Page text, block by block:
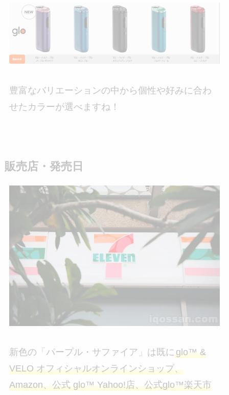
豊富なバリエーションの中から個性や好みに合わ
せたカラーが選べますね！
販売店・発売日
新色の「パープル・サファイア」は既にglo™ &
VELO オフィシャルオンラインショップ、
Amazon、公式 glo™ Yahoo!店、公式glo™楽天市